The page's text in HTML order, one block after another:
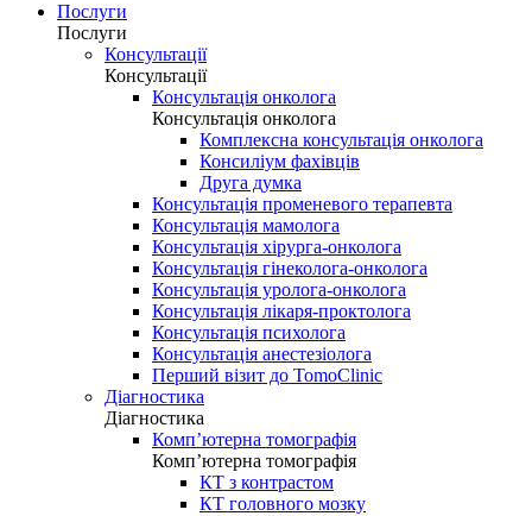
Послуги
Послуги
Консультації
Консультації
Консультація онколога
Консультація онколога
Комплексна консультація онколога
Консиліум фахівців
Друга думка
Консультація променевого терапевта
Консультація мамолога
Консультація хірурга-онколога
Консультація гінеколога-онколога
Консультація уролога-онколога
Консультація лікаря-проктолога
Консультація психолога
Консультація анестезіолога
Перший візит до TomoClinic
Діагностика
Діагностика
Комп’ютерна томографія
Комп’ютерна томографія
КТ з контрастом
КТ головного мозку